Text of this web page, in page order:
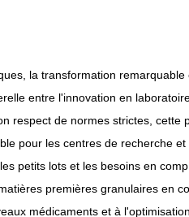
la transformation
entre l'innovation en
respect de normes strictes, cette
pour les centres de recherche
petits lots et les besoins en
premières granulaires en
médicaments et à